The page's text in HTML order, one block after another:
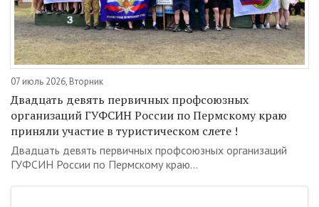
07 июль 2026, Вторник
Двадцать девять первичных профсоюзных
организаций ГУФСИН России по Пермскому краю
приняли участие в туристическом слете !
Двадцать девять первичных профсоюзных организаций
ГУФСИН России по Пермскому краю...